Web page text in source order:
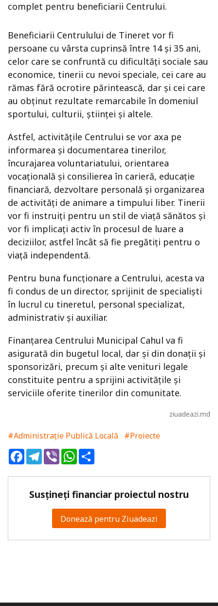
complet pentru beneficiarii Centrului.
Beneficiarii Centrulului de Tineret vor fi
persoane cu vârsta cuprinsă între 14 și 35 ani,
celor care se confruntă cu dificultăți sociale sau
economice, tinerii cu nevoi speciale, cei care au
rămas fără ocrotire părintească, dar și cei care
au obținut rezultate remarcabile în domeniul
sportului, culturii, științei și altele.
Astfel, activitățile Centrului se vor axa pe
informarea și documentarea tinerilor,
încurajarea voluntariatului, orientarea
vocațională și consilierea în carieră, educație
financiară, dezvoltare personală și organizarea
de activități de animare a timpului liber. Tinerii
vor fi instruiți pentru un stil de viață sănătos și
vor fi implicați activ în procesul de luare a
deciziilor, astfel încât să fie pregătiți pentru o
viață independentă.
Pentru buna funcționare a Centrului, acesta va
fi condus de un director, sprijinit de specialiști
în lucrul cu tineretul, personal specializat,
administrativ și auxiliar.
Finanțarea Centrului Municipal Cahul va fi
asigurată din bugetul local, dar și din donații și
sponsorizări, precum și alte venituri legale
constituite pentru a sprijini activitățile și
serviciile oferite tinerilor din comunitate.
ziuadeazi.md
#Administrație Publică Locală
#Proiecte
FacebookTelegram
ViberWhatsApp
Susțineți financiar proiectul nostru
Donează pentru Ziuadeazi